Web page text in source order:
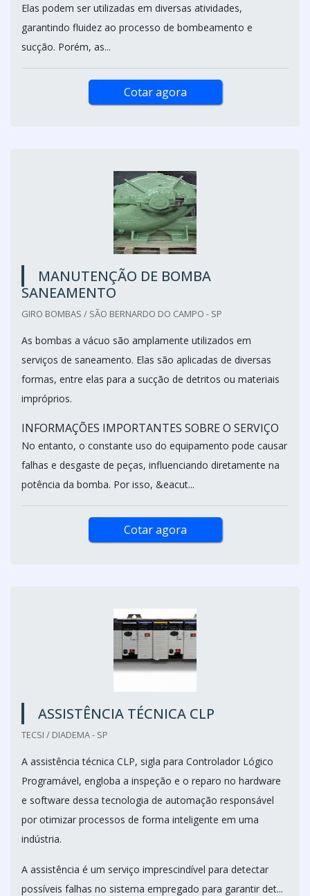
Elas podem ser utilizadas em diversas atividades,
garantindo fluidez ao processo de bombeamento e
sucção. Porém, as...
Cotar agora
MANUTENÇÃO DE BOMBA
SANEAMENTO
GIRO BOMBAS / SÃO BERNARDO DO CAMPO - SP
As bombas a vácuo são amplamente utilizados em
serviços de saneamento. Elas são aplicadas de diversas
formas, entre elas para a sucção de detritos ou materiais
impróprios.
INFORMAÇÕES IMPORTANTES SOBRE O SERVIÇO
No entanto, o constante uso do equipamento pode causar
falhas e desgaste de peças, influenciando diretamente na
potência da bomba. Por isso, &eacut...
Cotar agora
ASSISTÊNCIA TÉCNICA CLP
TECSI / DIADEMA - SP
A assistência técnica CLP, sigla para Controlador Lógico
Programável, engloba a inspeção e o reparo no hardware
e software dessa tecnologia de automação responsável
por otimizar processos de forma inteligente em uma
indústria.
A assistência é um serviço imprescindível para detectar
possíveis falhas no sistema empregado para garantir det...